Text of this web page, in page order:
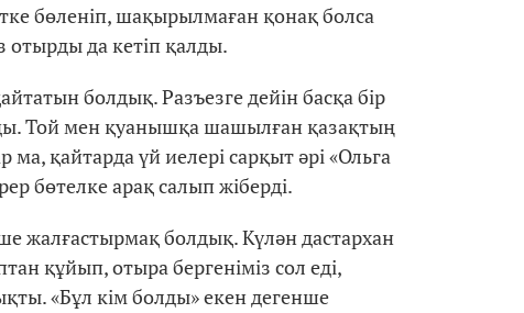
бөленіп, шақырылмаған қонақ болса
отырды да кетіп қалды.
болдық. Разъезге дейін басқа бір
Той мен қуанышқа шашылған қазақтың
қайтарда үй иелері сарқыт әрі «Ольга
бөтелке арақ салып жіберді.
жалғастырмақ болдық. Күлән дастархан
құйып, отыра бергеніміз сол еді,
«Бұл кім болды» екен дегенше